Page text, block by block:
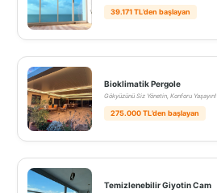
39.171 TL’den başlayan
Bioklimatik Pergole
Gökyüzünü Siz Yönetin, Konforu Yaşayın!
275.000 TL’den başlayan
Temizlenebilir Giyotin Cam